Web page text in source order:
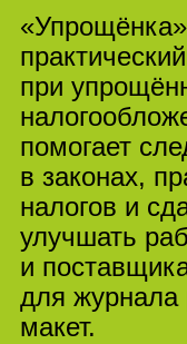
при
помогает
в законах,
налогов и
улучшать
и
для журнала
макет.